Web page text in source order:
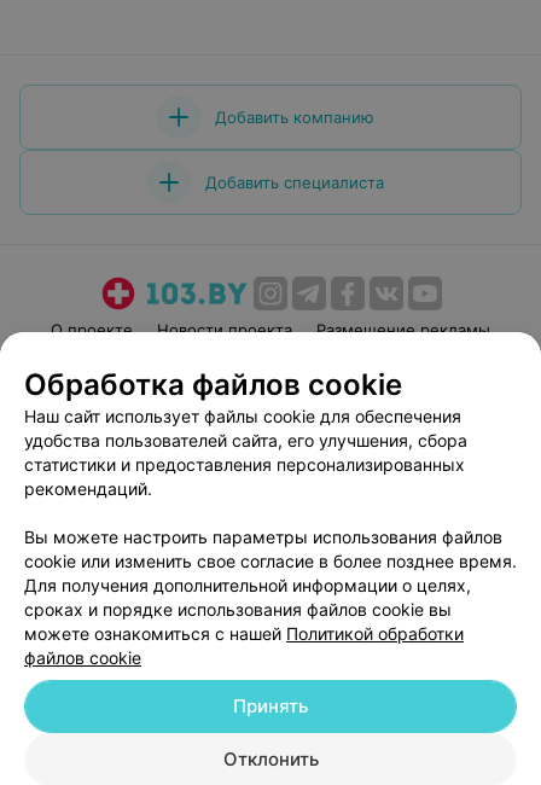
Добавить компанию
Добавить специалиста
О проекте Новости проекта
Размещение рекламы
Пользовательское соглашение
Способы оплаты
Вакансии
Партнеры
Написать руководителю 103.by
Персональные настройки cookie
Обработка персональных данных
© 2026 ООО «Артокс Лаб», УНП 191700409| 220012, Республика Беларусь,
г. Минск, улица Толбухина, 2, пом. 16 | help@103.by
Обработка файлов cookie
Наш сайт использует файлы cookie для обеспечения
удобства пользователей сайта, его улучшения, сбора
статистики и предоставления персонализированных
рекомендаций.
Вы можете настроить параметры использования файлов
cookie или изменить свое согласие в более позднее время.
Для получения дополнительной информации о целях,
сроках и порядке использования файлов cookie вы
можете ознакомиться с нашей Политикой обработки
файлов cookie
Отклонить
Принять